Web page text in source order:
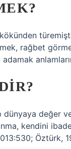
rağbet
değer
kendini
Öztürk,